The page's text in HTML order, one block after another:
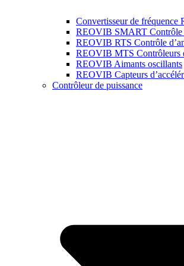
Convertisseur de
REOVIB SMART Contrôle
REOVIB RTS Contrôle
REOVIB MTS Contrôleurs
REOVIB Aimants oscillants
REOVIB Capteurs
Contrôleur de puissance